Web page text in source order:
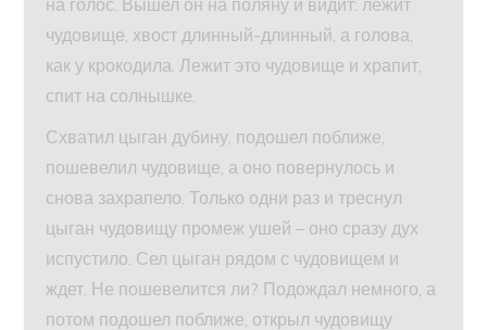
на голос. Вышел он на поляну и видит: лежит
чудовище, хвост длинный-длинный, а голова,
как у крокодила. Лежит это чудовище и храпит,
спит на солнышке.
Схватил цыган дубину, подошел поближе,
пошевелил чудовище, а оно повернулось и
снова захрапело. Только одни раз и треснул
цыган чудовищу промеж ушей – оно сразу дух
испустило. Сел цыган рядом с чудовищем и
ждет. Не пошевелится ли? Подождал немного, а
потом подошел поближе, открыл чудовищу